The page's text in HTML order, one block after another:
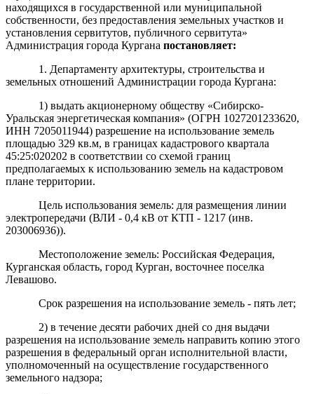
находящихся в государственной или муниципальной
собственности, без предоставления земельных участков и
установления сервитутов, публичного сервитута»
Администрация города Кургана постановляет:
1. Департаменту архитектуры, строительства и
земельных отношений Администрации города Кургана:
1) выдать акционерному обществу «Сибирско-
Уральская энергетическая компания» (ОГРН 1027201233620,
ИНН 7205011944) разрешение на использование земель
площадью 329 кв.м, в границах кадастрового квартала
45:25:020202 в соответствии со схемой границ
предполагаемых к использованию земель на кадастровом
плане территории.
Цель использования земель: для размещения линии
электропередачи (ВЛИ - 0,4 кВ от КТП - 1217 (инв.
203006936)).
Местоположение земель: Российская Федерация,
Курганская область, город Курган, восточнее поселка
Левашово.
Срок разрешения на использование земель - пять лет;
2) в течение десяти рабочих дней со дня выдачи
разрешения на использование земель направить копию этого
разрешения в федеральный орган исполнительной власти,
уполномоченный на осуществление государственного
земельного надзора;